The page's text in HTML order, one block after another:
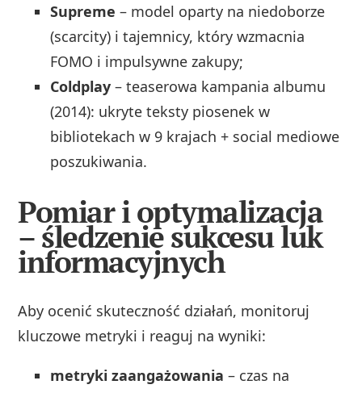
Supreme – model oparty na niedoborze
(scarcity) i tajemnicy, który wzmacnia
FOMO i impulsywne zakupy;
Coldplay – teaserowa kampania albumu
(2014): ukryte teksty piosenek w
bibliotekach w 9 krajach + social mediowe
poszukiwania.
Pomiar i optymalizacja
– śledzenie sukcesu luk
informacyjnych
Aby ocenić skuteczność działań, monitoruj
kluczowe metryki i reaguj na wyniki:
metryki zaangażowania – czas na